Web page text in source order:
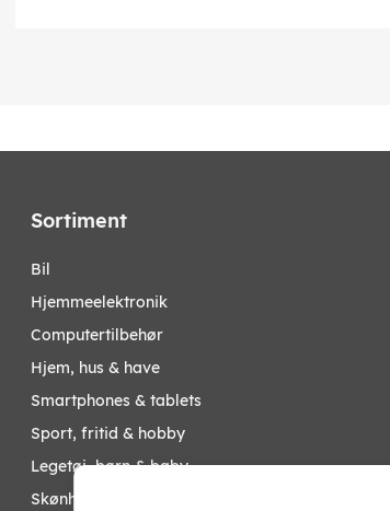
Sortiment
bil
hjemmeelektronik
computertilbehør
hjem, hus & have
smartphones & tablets
sport, fritid & hobby
legetøj, børn & baby
skønhed & helse